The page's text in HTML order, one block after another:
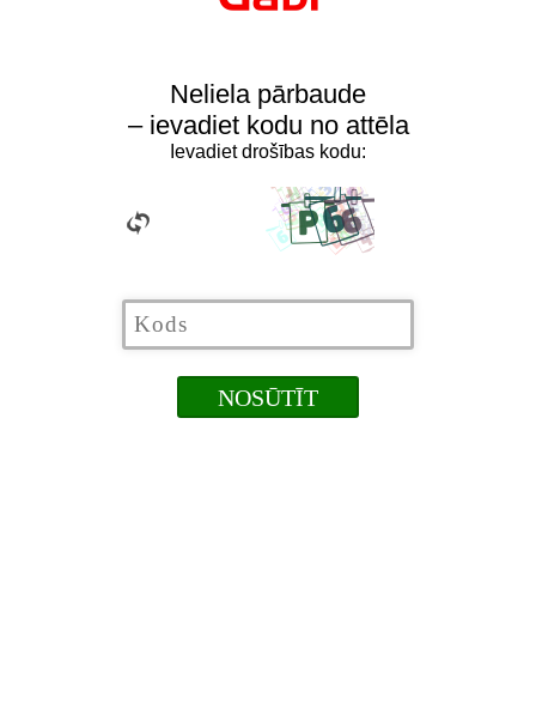
Neliela pārbaude
– ievadiet kodu no attēla
Ievadiet drošības kodu: